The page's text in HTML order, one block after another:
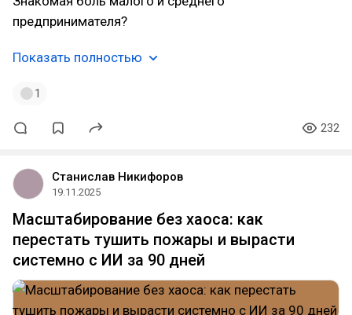
предпринимателя?
Показать полностью
1
232
Станислав Никифоров
19.11.2025
Масштабирование без хаоса: как
перестать тушить пожары и вырасти
системно с ИИ за 90 дней